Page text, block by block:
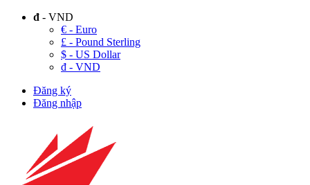
đ - VND
€ - Euro
£ - Pound Sterling
$ - US Dollar
đ - VND
Đăng ký
Đăng nhập